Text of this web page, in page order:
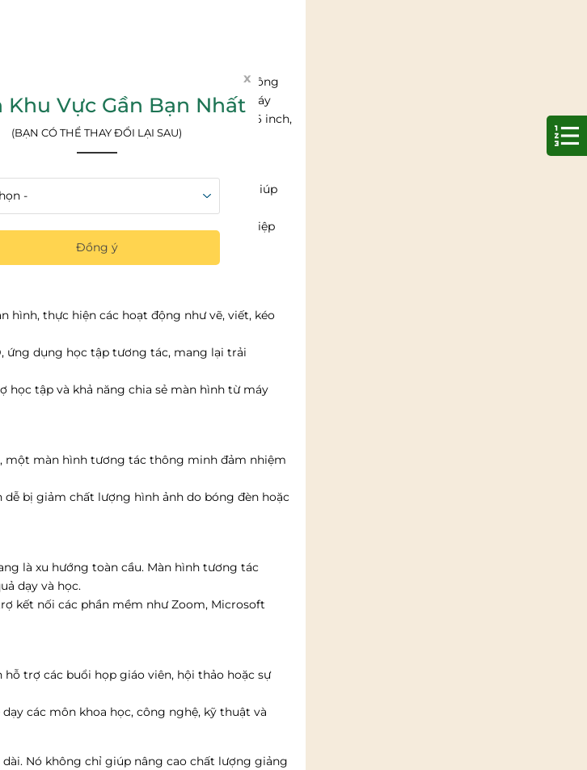
đa năng, đồng thời hỗ trợ đặc lực cho công
nhiều tính năng như một màn hình ti vi, máy
tác vừa đủ với kích thước khoảng 65 đến 86 inch,
gian trở nên cồng kềnh.
máy chiếu và bảng tương tác. Điều này giúp
gian lớp học trở nên hiện đại, chuyên nghiệp
các bộ điều khiển phức tạp.
hình, thực hiện các hoạt động như vẽ, viết, kéo
ứng dụng học tập tương tác, mang lại trải
học tập và khả năng chia sẻ màn hình từ máy
một màn hình tương tác thông minh đảm nhiệm
bị giảm chất lượng hình ảnh do bóng đèn hoặc
là xu hướng toàn cầu. Màn hình tương tác
dạy và học.
kết nối các phần mềm như Zoom, Microsoft
trợ các buổi họp giáo viên, hội thảo hoặc sự
các môn khoa học, công nghệ, kỹ thuật và
Nó không chỉ giúp nâng cao chất lượng giảng
x
Khu Vực Gần Bạn Nhất
(BẠN CÓ THỂ THAY ĐỔI LẠI SAU)
Đồng ý